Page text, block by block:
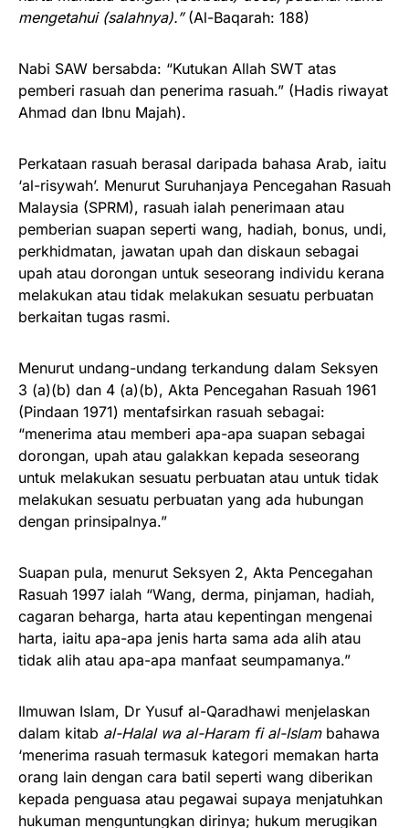
mengetahui (salahnya).”(Al-Baqarah: 188)
Nabi SAW bersabda: “Kutukan Allah SWT atas
pemberi rasuah dan penerima rasuah.” (Hadis riwayat
Ahmad dan Ibnu Majah).
Perkataan rasuah berasal daripada bahasa Arab, iaitu
‘al-risywah’. Menurut Suruhanjaya Pencegahan Rasuah
Malaysia (SPRM), rasuah ialah penerimaan atau
pemberian suapan seperti wang, hadiah, bonus, undi,
perkhidmatan, jawatan upah dan diskaun sebagai
upah atau dorongan untuk seseorang individu kerana
melakukan atau tidak melakukan sesuatu perbuatan
berkaitan tugas rasmi.
Menurut undang-undang terkandung dalam Seksyen
3 (a)(b) dan 4 (a)(b), Akta Pencegahan Rasuah 1961
(Pindaan 1971) mentafsirkan rasuah sebagai:
“menerima atau memberi apa-apa suapan sebagai
dorongan, upah atau galakkan kepada seseorang
untuk melakukan sesuatu perbuatan atau untuk tidak
melakukan sesuatu perbuatan yang ada hubungan
dengan prinsipalnya.”
Suapan pula, menurut Seksyen 2, Akta Pencegahan
Rasuah 1997 ialah “Wang, derma, pinjaman, hadiah,
cagaran beharga, harta atau kepentingan mengenai
harta, iaitu apa-apa jenis harta sama ada alih atau
tidak alih atau apa-apa manfaat seumpamanya.”
Ilmuwan Islam, Dr Yusuf al-Qaradhawi menjelaskan
dalam kitab al-Halal wa al-Haram fi al-Islambahawa
‘menerima rasuah termasuk kategori memakan harta
orang lain dengan cara batil seperti wang diberikan
kepada penguasa atau pegawai supaya menjatuhkan
hukuman menguntungkan dirinya; hukum merugikan